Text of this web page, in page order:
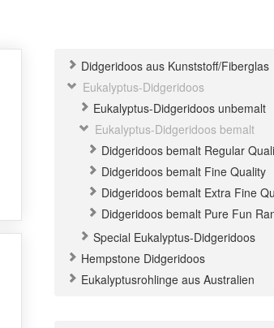
Didgeridoos aus Kunststoff/Fiberglas
Eukalyptus-Didgeridoos
Eukalyptus-Didgeridoos unbemalt
Eukalyptus-Didgeridoos bemalt
Didgeridoos bemalt Regular
Didgeridoos bemalt Fine Quality
Didgeridoos bemalt Extra Fine
Didgeridoos bemalt Pure Fun
Special Eukalyptus-Didgeridoos
Hempstone Didgeridoos
Eukalyptusrohlinge aus Australien